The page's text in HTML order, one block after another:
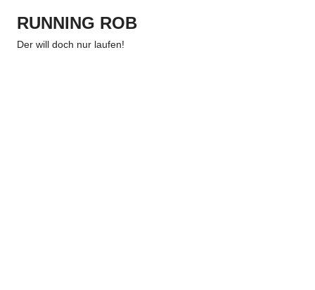
Inhalt
springen
RUNNING ROB
Der will doch nur laufen!